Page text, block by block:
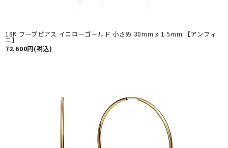
18K フープピアス イエローゴールド 小さめ 30mm x 1.5mm 【アンフィ
ニ】
72,600円(税込)